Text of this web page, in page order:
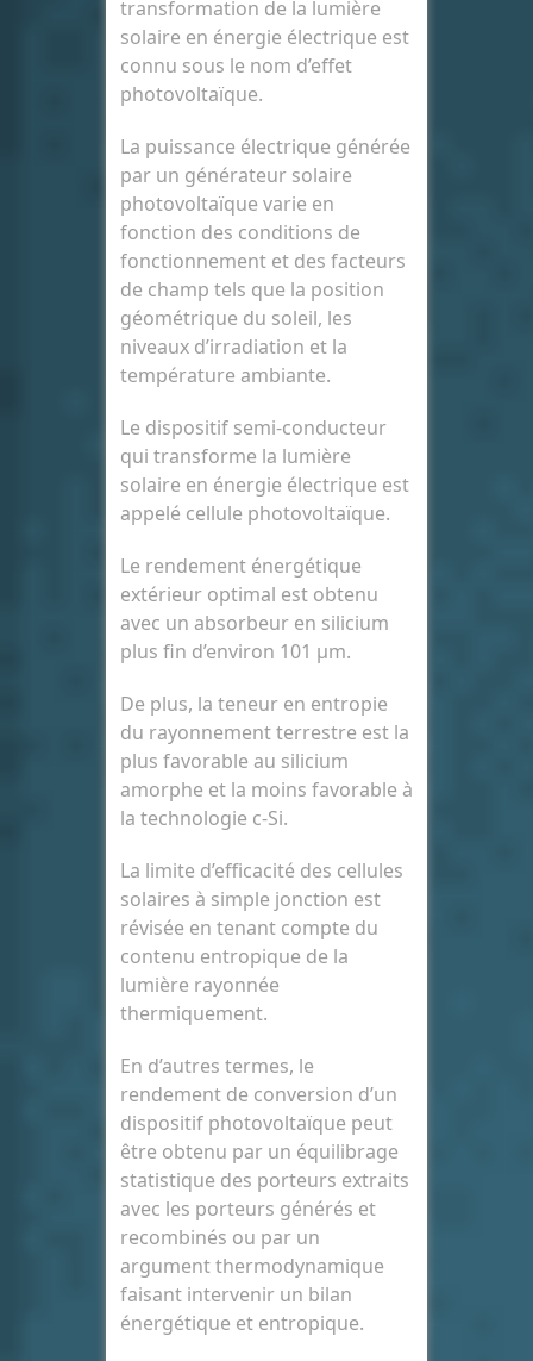
transformation de la lumière
solaire en énergie électrique est
connu sous le nom d’effet
photovoltaïque.
La puissance électrique générée
par un générateur solaire
photovoltaïque varie en
fonction des conditions de
fonctionnement et des facteurs
de champ tels que la position
géométrique du soleil, les
niveaux d’irradiation et la
température ambiante.
Le dispositif semi-conducteur
qui transforme la lumière
solaire en énergie électrique est
appelé cellule photovoltaïque.
Le rendement énergétique
extérieur optimal est obtenu
avec un absorbeur en silicium
plus fin d’environ 101 μm.
De plus, la teneur en entropie
du rayonnement terrestre est la
plus favorable au silicium
amorphe et la moins favorable à
la technologie c-Si.
La limite d’efficacité des cellules
solaires à simple jonction est
révisée en tenant compte du
contenu entropique de la
lumière rayonnée
thermiquement.
En d’autres termes, le
rendement de conversion d’un
dispositif photovoltaïque peut
être obtenu par un équilibrage
statistique des porteurs extraits
avec les porteurs générés et
recombinés ou par un
argument thermodynamique
faisant intervenir un bilan
énergétique et entropique.